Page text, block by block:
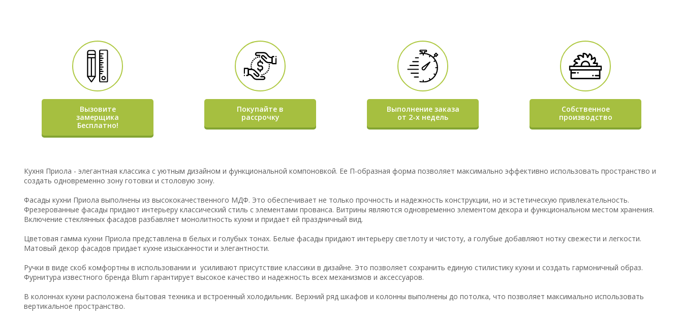
Вызовите
замерщика
Бесплатно!
Покупайте в
рассрочку
Выполнение заказа
от 2-х недель
Собственное
производство
Кухня Приола - элегантная классика с уютным дизайном и функциональной компоновкой. Ее П-образная форма позволяет максимально эффективно использовать пространство и
создать одновременно зону готовки и столовую зону.
Фасады кухни Приола выполнены из высококачественного МДФ. Это обеспечивает не только прочность и надежность конструкции, но и эстетическую привлекательность.
Фрезерованные фасады придают интерьеру классический стиль с элементами прованса. Витрины являются одновременно элементом декора и функциональном местом хранения.
Включение стеклянных фасадов разбавляет монолитность кухни и придает ей праздничный вид.
Цветовая гамма кухни Приола представлена в белых и голубых тонах. Белые фасады придают интерьеру светлоту и чистоту, а голубые добавляют нотку свежести и легкости.
Матовый декор фасадов придает кухне изысканности и элегантности.
Ручки в виде скоб комфортны в использовании и усиливают присутствие классики в дизайне. Это позволяет сохранить единую стилистику кухни и создать гармоничный образ.
Фурнитура известного бренда Blum гарантирует высокое качество и надежность всех механизмов и аксессуаров.
В колоннах кухни расположена бытовая техника и встроенный холодильник. Верхний ряд шкафов и колонны выполнены до потолка, что позволяет максимально использовать
вертикальное пространство.